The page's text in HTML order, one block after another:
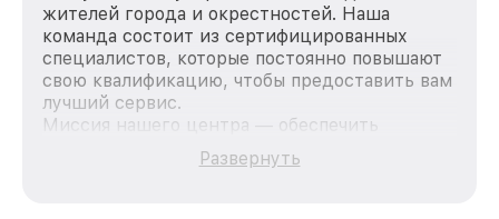
жителей города и окрестностей. Наша
команда состоит из сертифицированных
специалистов, которые постоянно повышают
свою квалификацию, чтобы предоставить вам
лучший сервис.
Миссия нашего центра — обеспечить
качественный и доступный ремонт для
каждого пользователя продукции Fortuna, вне
Развернуть